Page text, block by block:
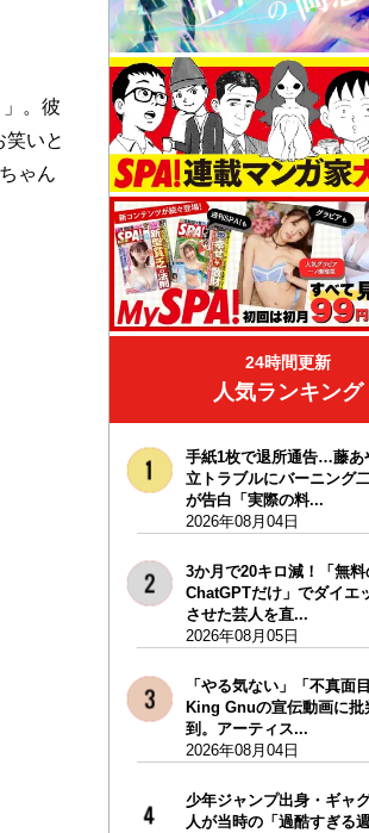
。彼
いと
ゃん
24時間更新
人気ランキング
手紙1枚で退所通告…藤あ
立トラブルにバーニング
が告白「実際の料...
2026年08月04日
3か月で20キロ減！「無料
ChatGPTだけ」でダイエ
させた芸人を直...
2026年08月05日
「やる気ない」「不真面
King Gnuの宣伝動画に批
到。アーティス...
2026年08月04日
少年ジャンプ出身・ギャ
人が当時の「過酷すぎる